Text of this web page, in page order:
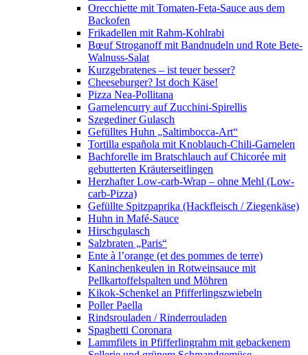
Orecchiette mit Tomaten-Feta-Sauce aus dem
Backofen
Frikadellen mit Rahm-Kohlrabi
Bœuf Stroganoff mit Bandnudeln und Rote Bete-
Walnuss-Salat
Kurzgebratenes – ist teuer besser?
Cheeseburger? Ist doch Käse!
Pizza Nea-Pollitana
Garnelencurry auf Zucchini-Spirellis
Szegediner Gulasch
Gefülltes Huhn „Saltimbocca-Art“
Tortilla española mit Knoblauch-Chili-Garnelen
Bachforelle im Bratschlauch auf Chicorée mit
gebutterten Kräuterseitlingen
Herzhafter Low-carb-Wrap – ohne Mehl (Low-
carb-Pizza)
Gefüllte Spitzpaprika (Hackfleisch / Ziegenkäse)
Huhn in Mafé-Sauce
Hirschgulasch
Salzbraten „Paris“
Ente à l’orange (et des pommes de terre)
Kaninchenkeulen in Rotweinsauce mit
Pellkartoffelspalten und Möhren
Kikok-Schenkel an Pfifferlingszwiebeln
Poller Paella
Rindsrouladen / Rinderrouladen
Spaghetti Coronara
Lammfilets in Pfifferlingrahm mit gebackenem